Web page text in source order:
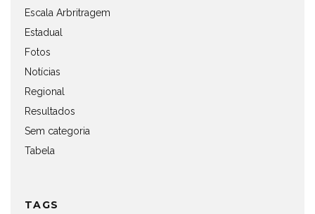
Escala Arbritragem
Estadual
Fotos
Notícias
Regional
Resultados
Sem categoria
Tabela
TAGS